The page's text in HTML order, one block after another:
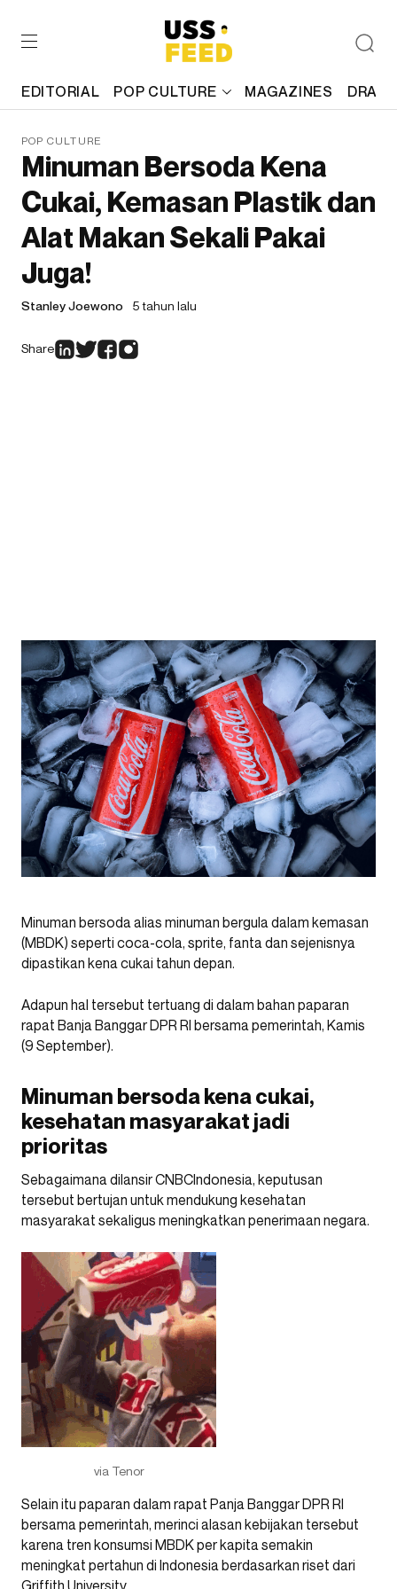
EDITORIAL POP CULTURE MAGAZINES
POP CULTURE
Minuman Bersoda Kena
Cukai, Kemasan Plastik dan
Alat Makan Sekali Pakai
Juga!
Stanley Joewono 5 tahun lalu
Share
Minuman bersoda alias minuman bergula dalam kemasan
(MBDK) seperti coca-cola, sprite, fanta dan sejenisnya
dipastikan kena cukai tahun depan.
Adapun hal tersebut tertuang di dalam bahan paparan
rapat Banja Banggar DPR RI bersama pemerintah, Kamis
(9 September).
Minuman bersoda kena cukai,
kesehatan masyarakat jadi
prioritas
Sebagaimana dilansir CNBCIndonesia, keputusan
tersebut bertujan untuk mendukung kesehatan
masyarakat sekaligus meningkatkan penerimaan negara.
via Tenor
Selain itu paparan dalam rapat Panja Banggar DPR RI
bersama pemerintah, merinci alasan kebijakan tersebut
karena tren konsumsi MBDK per kapita semakin
meningkat pertahun di Indonesia berdasarkan riset dari
Griffith University.